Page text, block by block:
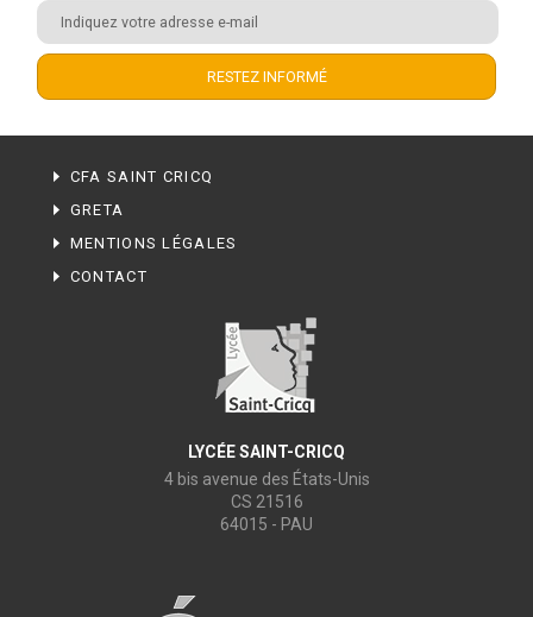
CFA SAINT CRICQ
GRETA
MENTIONS LÉGALES
CONTACT
LYCÉE SAINT-CRICQ
4 bis avenue des États-Unis
CS 21516
64015 - PAU